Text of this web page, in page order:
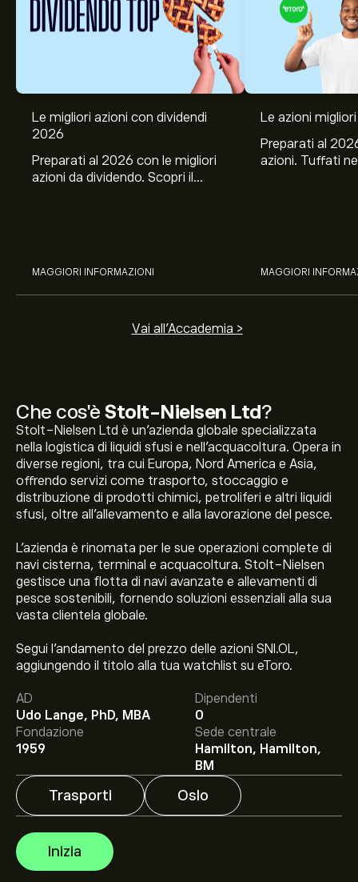
Che cos'è Stolt-Nielsen Ltd?
Stolt-Nielsen Ltd è un'azienda globale specializzata
nella logistica di liquidi sfusi e nell'acquacoltura. Opera in
diverse regioni, tra cui Europa, Nord America e Asia,
offrendo servizi come trasporto, stoccaggio e
distribuzione di prodotti chimici, petroliferi e altri liquidi
sfusi, oltre all'allevamento e alla lavorazione del pesce.
L'azienda è rinomata per le sue operazioni complete di
navi cisterna, terminal e acquacoltura. Stolt-Nielsen
gestisce una flotta di navi avanzate e allevamenti di
pesce sostenibili, fornendo soluzioni essenziali alla sua
vasta clientela globale.
Segui l'andamento del prezzo delle azioni SNI.OL,
aggiungendo il titolo alla tua watchlist su eToro.
AD
Udo Lange, PhD, MBA
Dipendenti
0
Fondazione
1959
Sede centrale
Hamilton, Hamilton,
BM
Trasporti Oslo
Inizia
Le migliori azioni con dividendi
2026
Preparati al 2026 con le migliori
azioni da dividendo. Scopri il
MAGGIORI INFORMAZIONI
Le azioni
Preparati al
azioni. Tuffati
MAGGIORI
Vai all'Accademia >
Il prezzo attuale delle azioni SNI.OL è di 317.00‎kr‎.
Il target di prezzo medio per le azioni Stolt-Nielsen Ltd
su eToro per previsioni dettagliate
degli analisti e obiettivi di prezzo.
Gli analisti offrono previsioni per le azioni Stolt-Nielsen
Ltd basate su tendenze di mercato, rapporti finanziari e
crescita prevista. Consulta le previsioni recenti per i
futuri movimenti dei prezzi.